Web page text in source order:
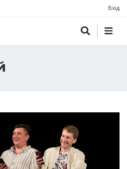
Вхід